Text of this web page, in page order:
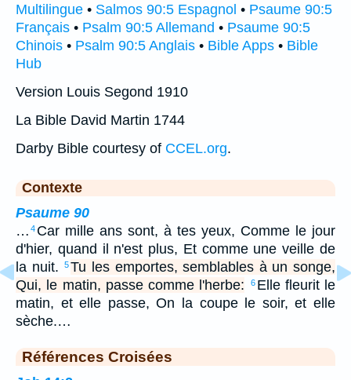
Multilingue • Salmos 90:5 Espagnol • Psaume 90:5
Français • Psalm 90:5 Allemand • Psaume 90:5
Chinois • Psalm 90:5 Anglais • Bible Apps • Bible
Hub
Version Louis Segond 1910
La Bible David Martin 1744
Darby Bible courtesy of CCEL.org.
Contexte
Psaume 90
… 4 Car mille ans sont, à tes yeux, Comme le jour
d'hier, quand il n'est plus, Et comme une veille de
la nuit.
5Tu les emportes, semblables à un songe,
Qui, le matin, passe comme l'herbe:
6 Elle fleurit le
matin, et elle passe, On la coupe le soir, et elle
sèche.…
Références Croisées